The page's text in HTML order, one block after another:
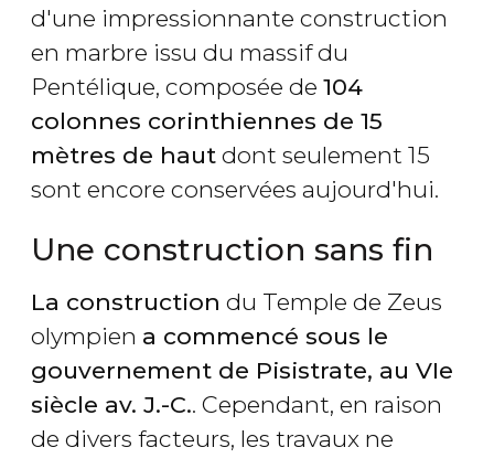
d'une impressionnante construction
en marbre issu du massif du
Pentélique, composée de 104
colonnes corinthiennes de 15
mètres de haut dont seulement 15
sont encore conservées aujourd'hui.
Une construction sans fin
La construction du Temple de Zeus
olympien a commencé sous le
gouvernement de Pisistrate, au VIe
siècle av. J.-C.. Cependant, en raison
de divers facteurs, les travaux ne